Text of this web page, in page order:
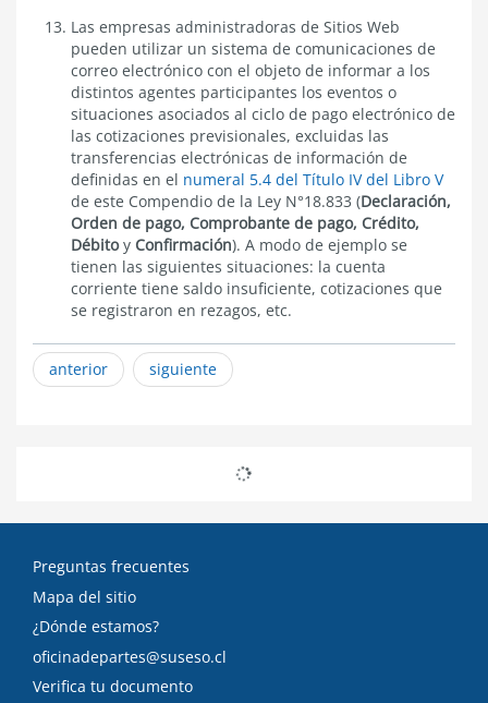
Las empresas administradoras de Sitios Web
pueden utilizar un sistema de comunicaciones de
correo electrónico con el objeto de informar a los
distintos agentes participantes los eventos o
situaciones asociados al ciclo de pago electrónico de
las cotizaciones previsionales, excluidas las
transferencias electrónicas de información de
definidas en el numeral 5.4 del Título IV del Libro V
de este Compendio de la Ley N°18.833 (Declaración,
Orden de pago, Comprobante de pago, Crédito,
Débitoy Confirmación). A modo de ejemplo se
tienen las siguientes situaciones: la cuenta
corriente tiene saldo insuficiente, cotizaciones que
se registraron en rezagos, etc.
anterior siguiente
Preguntas frecuentes
Mapa del sitio
¿Dónde estamos?
oficinadepartes@suseso.cl
Verifica tu documento